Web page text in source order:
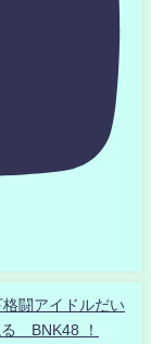
闘アイドルだい
BNK48 ！